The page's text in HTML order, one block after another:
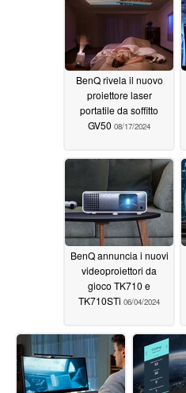
BenQ rivela il nuovo
proiettore laser
portatile da soffitto
GV50 08/17/2024
BenQ annuncia i nuovi
videoproiettori da
gioco TK710 e
TK710STi 06/04/2024